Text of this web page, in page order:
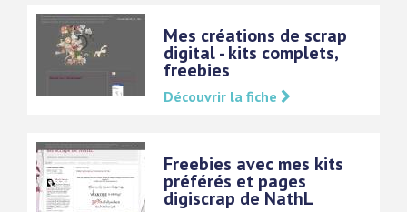
Mes créations de scrap
digital - kits complets,
freebies
Découvrir la fiche
Freebies avec mes kits
préférés et pages
digiscrap de NathL